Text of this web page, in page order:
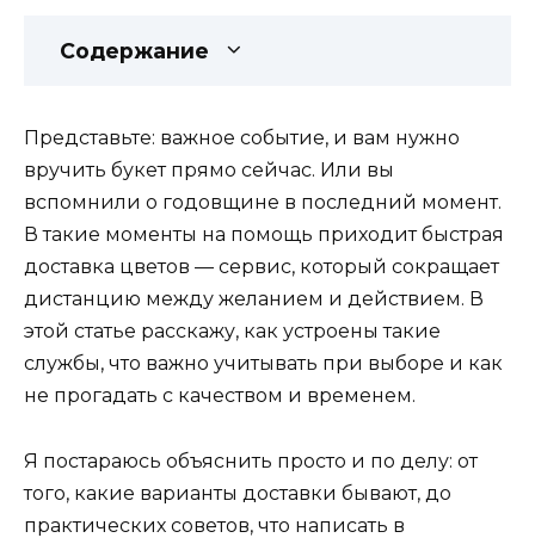
Содержание
Представьте: важное событие, и вам нужно
вручить букет прямо сейчас. Или вы
вспомнили о годовщине в последний момент.
В такие моменты на помощь приходит быстрая
доставка цветов — сервис, который сокращает
дистанцию между желанием и действием. В
этой статье расскажу, как устроены такие
службы, что важно учитывать при выборе и как
не прогадать с качеством и временем.
Я постараюсь объяснить просто и по делу: от
того, какие варианты доставки бывают, до
практических советов, что написать в